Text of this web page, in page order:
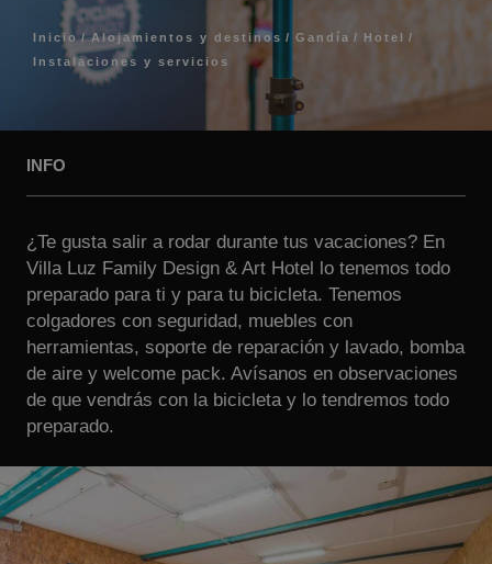
Inicio Alojamientos y destinos Gandía
Hotel
Instalaciones y servicios
INFO
¿Te gusta salir a rodar durante tus vacaciones? En
Villa Luz Family Design & Art Hotel lo tenemos todo
preparado para ti y para tu bicicleta. Tenemos
colgadores con seguridad, muebles con
herramientas, soporte de reparación y lavado, bomba
de aire y welcome pack. Avísanos en observaciones
de que vendrás con la bicicleta y lo tendremos todo
preparado.